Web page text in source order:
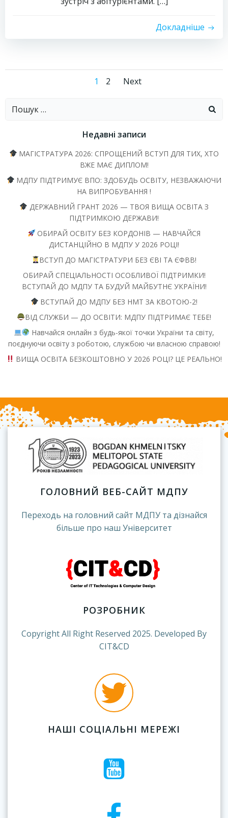
Докладніше
Навігація
Сторінка
1 Сторінка
2
Навігація
Next
Пошук:
Недавні записи
МАГІСТРАТУРА 2026: СПРОЩЕНИЙ ВСТУП ДЛЯ ТИХ, ХТО
ВЖЕ МАЄ ДИПЛОМ!
МДПУ ПІДТРИМУЄ ВПО: ЗДОБУДЬ ОСВІТУ, НЕЗВАЖАЮЧИ
НА ВИПРОБУВАННЯ !
ДЕРЖАВНИЙ ГРАНТ 2026 — ТВОЯ ВИЩА ОСВІТА З
ПІДТРИМКОЮ ДЕРЖАВИ!
ОБИРАЙ ОСВІТУ БЕЗ КОРДОНІВ — НАВЧАЙСЯ
ДИСТАНЦІЙНО В МДПУ У 2026 РОЦІ!
ВСТУП ДО МАГІСТРАТУРИ БЕЗ ЄВІ ТА ЄФВВ!
ОБИРАЙ СПЕЦІАЛЬНОСТІ ОСОБЛИВОЇ ПІДТРИМКИ!
ВСТУПАЙ ДО МДПУ ТА БУДУЙ МАЙБУТНЄ УКРАЇНИ!
ВСТУПАЙ ДО МДПУ БЕЗ НМТ ЗА КВОТОЮ-2!
ВІД СЛУЖБИ — ДО ОСВІТИ: МДПУ ПІДТРИМАЄ ТЕБЕ!
Навчайся онлайн з будь-якої точки України та світу,
поєднуючи освіту з роботою, службою чи власною справою!
ВИЩА ОСВІТА БЕЗКОШТОВНО У 2026 РОЦІ? ЦЕ РЕАЛЬНО!
ГОЛОВНИЙ ВЕБ-САЙТ МДПУ
Переходь на головний сайт МДПУ та дізнайся
більше про наш Університет
РОЗРОБНИК
Copyright All Right Reserved 2025. Developed By
CIT&CD
НАШІ СОЦІАЛЬНІ МЕРЕЖІ